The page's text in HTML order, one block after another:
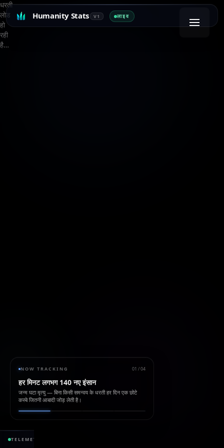
Humanity Stats V1 लाइव
धरती
लोड
हो
रही
है…
NOW TRACKING 01 /04
हर मिनट लगभग 140 नए इंसान
जन्म घटा मृत्यु — बिना किसी समन्वय के धरती हर दिन एक छोटे
कस्बे जितनी आबादी जोड़ लेती है।
TELEMETRY